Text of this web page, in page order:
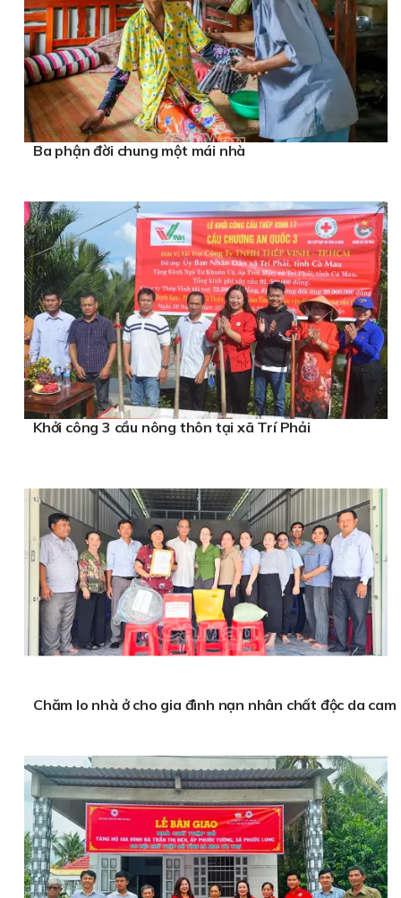
Ba phận đời chung một mái nhà
Khởi công 3 cầu nông thôn tại xã Trí Phải
Chăm lo nhà ở cho gia đình nạn nhân chất độc da cam